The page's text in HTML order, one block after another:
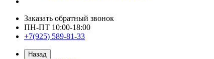
Заказать обратный звонок
ПН-ПТ 10:00-18:00
+7(925) 589-81-33
Назад